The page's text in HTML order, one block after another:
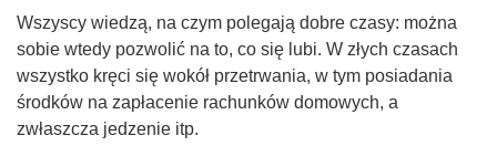
Wszyscy wiedzą, na czym polegają dobre czasy: można
sobie wtedy pozwolić na to, co się lubi. W złych czasach
wszystko kręci się wokół przetrwania, w tym posiadania
środków na zapłacenie rachunków domowych, a
zwłaszcza jedzenie itp.